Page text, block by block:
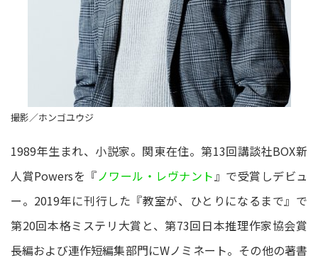
撮影／ホンゴユウジ
1989年生まれ、小説家。関東在住。第13回講談社BOX新
人賞Powersを『ノワール・レヴナント』で受賞しデビュ
ー。2019年に刊行した『教室が、ひとりになるまで』で
第20回本格ミステリ大賞と、第73回日本推理作家協会賞
長編および連作短編集部門にWノミネート。その他の著書